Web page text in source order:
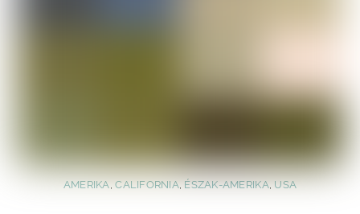
AMERIKA,CALIFORNIA, ÉSZAK-AMERIKA, USA